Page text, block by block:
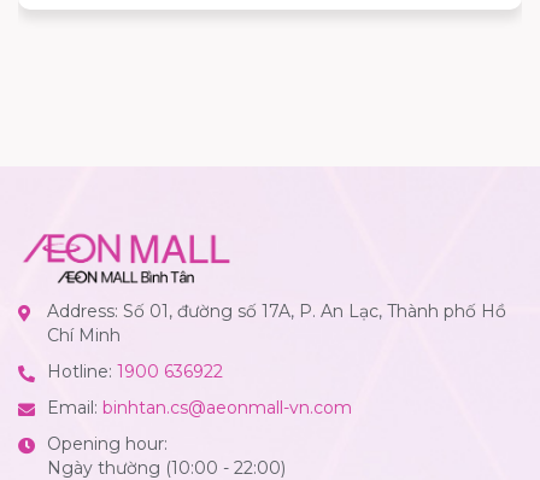
Address: Số 01, đường số 17A, P. An Lạc, Thành phố Hồ
Chí Minh
Hotline: 1900 636922
Email: binhtan.cs@aeonmall-vn.com
Opening hour:
Ngày thường (10:00 - 22:00)